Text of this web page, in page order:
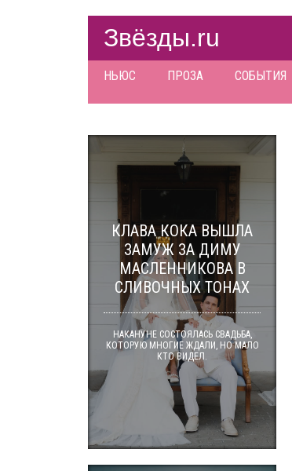
Звёзды.ru
НЬЮС ПРОЗА СОБЫТИЯ
КЛАВА КОКА ВЫШЛА
ЗАМУЖ ЗА ДИМУ
МАСЛЕННИКОВА В
СЛИВОЧНЫХ ТОНАХ
НАКАНУНЕ СОСТОЯЛАСЬ СВАДЬБА,
КОТОРУЮ МНОГИЕ ЖДАЛИ, НО МАЛО
КТО ВИДЕЛ.